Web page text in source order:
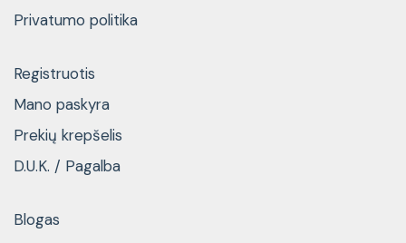
Privatumo politika
Registruotis
Mano paskyra
Prekių krepšelis
D.U.K. / Pagalba
Blogas